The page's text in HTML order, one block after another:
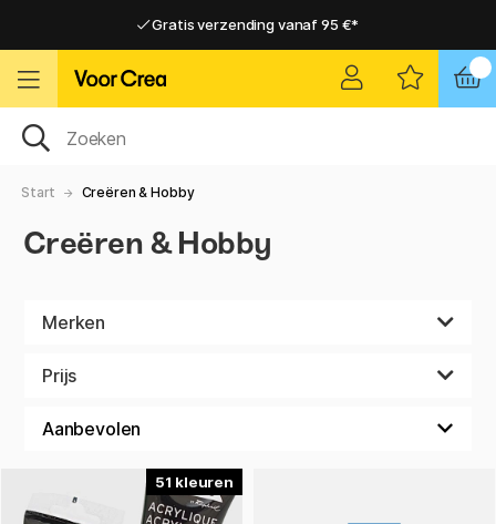
Gratis verzending vanaf 95 €*
Gratis verzending vanaf 95 €*
Start Creëren & Hobby
Creëren & Hobby
Merken
Prijs
51